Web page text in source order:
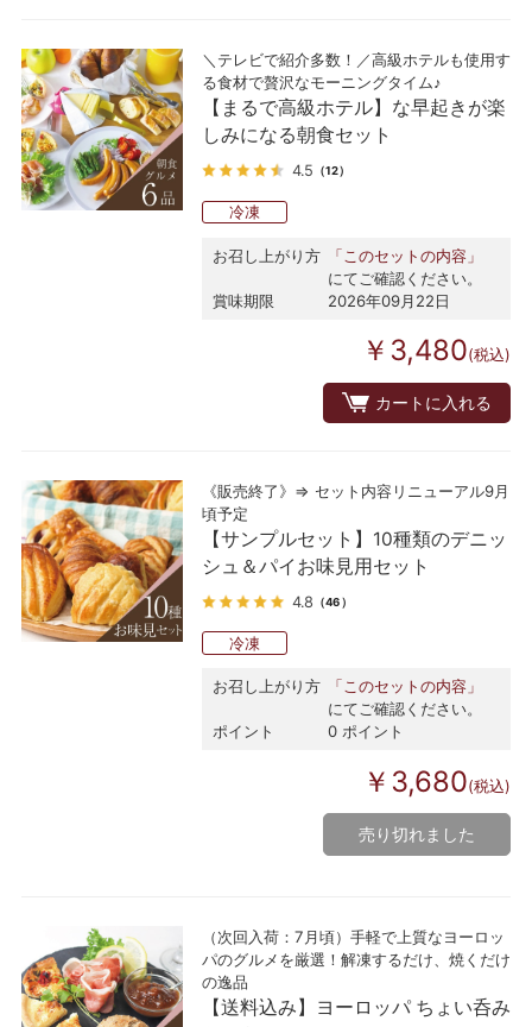
＼テレビで紹介多数！／高級ホテルも使用す
る食材で贅沢なモーニングタイム♪
【まるで高級ホテル】な早起きが楽
しみになる朝食セット
4.5 （12）
冷凍
お召し上がり方
「このセットの内容」
にてご確認ください。
賞味期限
2026年09月22日
￥3,480(税込)
カートに入れる
《販売終了》⇒ セット内容リニューアル9月
頃予定
【サンプルセット】10種類のデニッ
シュ＆パイお味見用セット
4.8 （46）
冷凍
お召し上がり方
「このセットの内容」
にてご確認ください。
ポイント
0 ポイント
￥3,680(税込)
売り切れました
（次回入荷：7月頃）手軽で上質なヨーロッ
パのグルメを厳選！解凍するだけ、焼くだけ
の逸品
【送料込み】ヨーロッパ ちょい呑み